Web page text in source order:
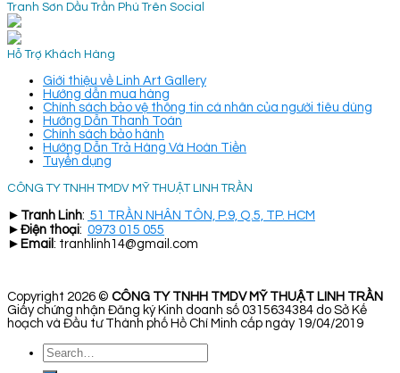
Tranh Sơn Dầu Trần Phú Trên Social
Hỗ Trợ Khách Hàng
Giới thiệu về Linh Art Gallery
Hướng dẫn mua hàng
Chính sách bảo vệ thông tin cá nhân của người tiêu dùng
Hướng Dẫn Thanh Toán
Chính sách bảo hành
Hướng Dẫn Trả Hàng Và Hoàn Tiền
Tuyển dụng
CÔNG TY TNHH TMDV MỸ THUẬT LINH TRẦN
► Tranh Linh: 51 TRẦN NHÂN TÔN, P.9, Q.5, TP. HCM
► Điện thoại: 0973 015 055
► Email : tranhlinh14@gmail.com
Copyright 2026 © CÔNG TY TNHH TMDV MỸ THUẬT LINH TRẦN
Giấy chứng nhận Đăng ký Kinh doanh số 0315634384 do Sở Kế
hoạch và Đầu tư Thành phố Hồ Chí Minh cấp ngày 19/04/2019
Search
for: